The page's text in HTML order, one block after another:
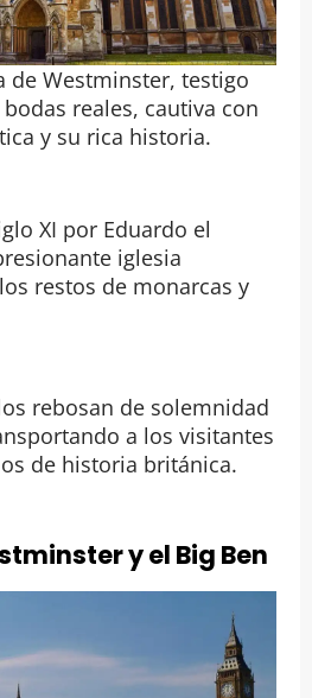
de Westminster, testigo
reales, cautiva con
y su rica historia.
XI por Eduardo el
iglesia
restos de monarcas y
rebosan de solemnidad
a los visitantes
de historia británica.
y el Big Ben